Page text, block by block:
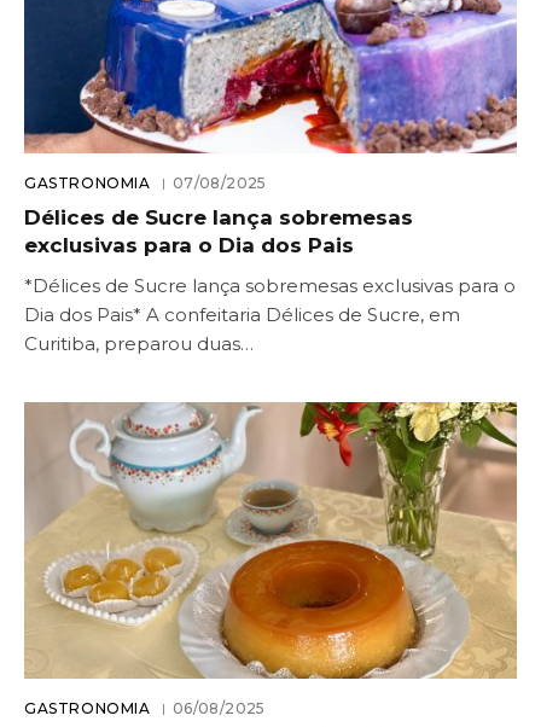
GASTRONOMIA 07/08/2025
Délices de Sucre lança sobremesas
exclusivas para o Dia dos Pais
*Délices de Sucre lança sobremesas exclusivas para o
Dia dos Pais* A confeitaria Délices de Sucre, em
Curitiba, preparou duas…
GASTRONOMIA 06/08/2025